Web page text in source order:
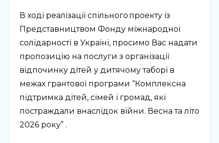
В ході реалізації спільного проекту із
Представництвом Фонду міжнародної
солідарності в Україні, просимо Вас надати
пропозицію на послуги з організації
відпочинку дітей у дитячому таборі в
межах грантової програми “Комплексна
підтримка дітей, сімей і громад, які
постраждали внаслідок війни. Весна та літо
2026 року” .